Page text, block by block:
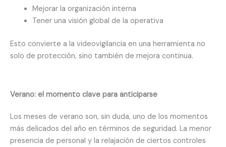
Mejorar la organización interna
Tener una visión global de la operativa
Esto convierte a la videovigilancia en una herramienta no
solo de protección, sino también de mejora continua.
Verano: el momento clave para anticiparse
Los meses de verano son, sin duda, uno de los momentos
más delicados del año en términos de seguridad. La menor
presencia de personal y la relajación de ciertos controles